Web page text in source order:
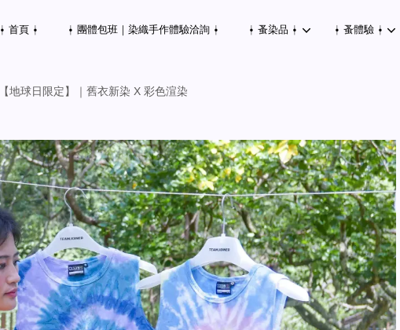
⍿ 首頁 ⍿ ⍿ 團體包班｜染織手作體驗洽詢 ⍿ ⍿ 蚤染品 ⍿ ⍿ 蚤體驗 ⍿
【地球日限定】｜舊衣新染 X 彩色渲染
您的購物車目前還是
繼續購物